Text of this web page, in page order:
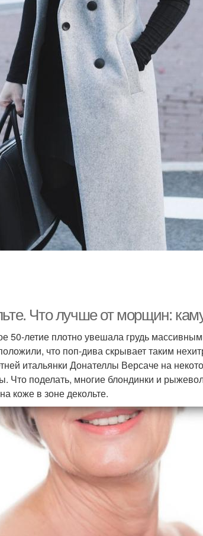
Что лучше от морщин:
50-летие плотно увешала грудь
что поп-дива скрывает таким
итальянки Донателлы Версаче на
Что поделать, многие блондинки и
коже в зоне декольте.